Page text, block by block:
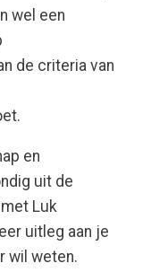
wel een
de criteria van
en
uit de
Luk
uitleg aan je
wil weten.